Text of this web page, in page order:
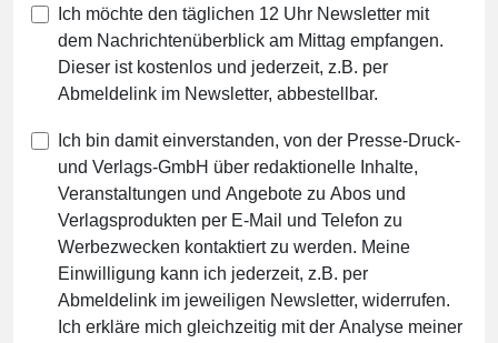
Ich möchte den täglichen 12 Uhr Newsletter mit
dem Nachrichtenüberblick am Mittag empfangen.
Dieser ist kostenlos und jederzeit, z.B. per
Abmeldelink im Newsletter, abbestellbar.
Ich bin damit einverstanden, von der Presse-Druck-
und Verlags-GmbH über redaktionelle Inhalte,
Veranstaltungen und Angebote zu Abos und
Verlagsprodukten per E-Mail und Telefon zu
Werbezwecken kontaktiert zu werden. Meine
Einwilligung kann ich jederzeit, z.B. per
Abmeldelink im jeweiligen Newsletter, widerrufen.
Ich erkläre mich gleichzeitig mit der Analyse meiner